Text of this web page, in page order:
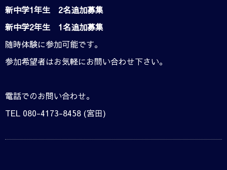
新中学1年生 2名追加募集
新中学2年生 1名追加募集
随時体験に参加可能です。
参加希望者はお気軽にお問い合わせ下さい。
電話でのお問い合わせ。
TEL 080-4173-8458 (宮田)